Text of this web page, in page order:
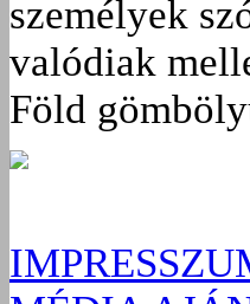
személyek
valódiak
Föld